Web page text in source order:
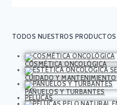
TODOS NUESTROS PRODUCTOS
COSMÉTICA ONCOLÓGICA
CUIDADO Y MANTENIMIENTO
PAÑUELOS Y TURBANTES
PELUCAS